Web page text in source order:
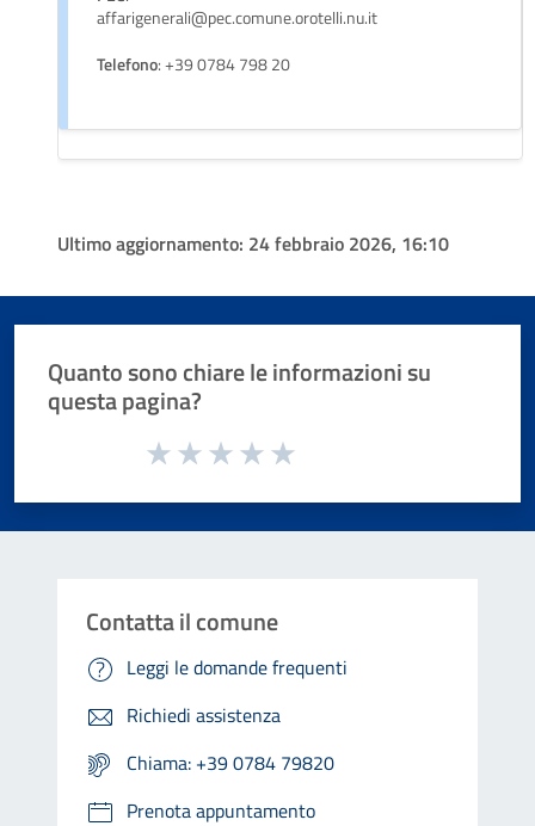
affarigenerali@pec.comune.orotelli.nu.it
Telefono: +39 0784 798 20
Ultimo aggiornamento: 24 febbraio 2026, 16:10
Quanto sono chiare le informazioni su
questa pagina?
Valuta da 1 a 5 stelle la pagina
Contatta il comune
Leggi le domande frequenti
Richiedi assistenza
Chiama: +39 0784 79820
Prenota appuntamento